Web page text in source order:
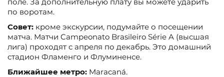
по воротам.
Совет: кроме экскурсии, подумайте о посещении
матча. Матчи Campeonato Brasileiro Série A (высшая
лига) проходят с апреля по декабрь. Это домашний
стадион Фламенго и Флуминенсе.
Ближайшее метро: Maracaná.